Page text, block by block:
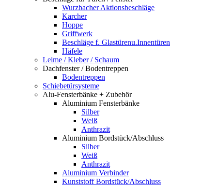
Wurzbacher Aktionsbeschläge
Karcher
Hoppe
Griffwerk
Beschläge f. Glastürenu.Innentüren
Häfele
Leime / Kleber / Schaum
Dachfenster / Bodentreppen
Bodentreppen
Schiebetürsysteme
Alu-Fensterbänke + Zubehör
Aluminium Fensterbänke
Silber
Weiß
Anthrazit
Aluminium Bordstück/Abschluss
Silber
Weiß
Anthrazit
Aluminium Verbinder
Kunststoff Bordstück/Abschluss